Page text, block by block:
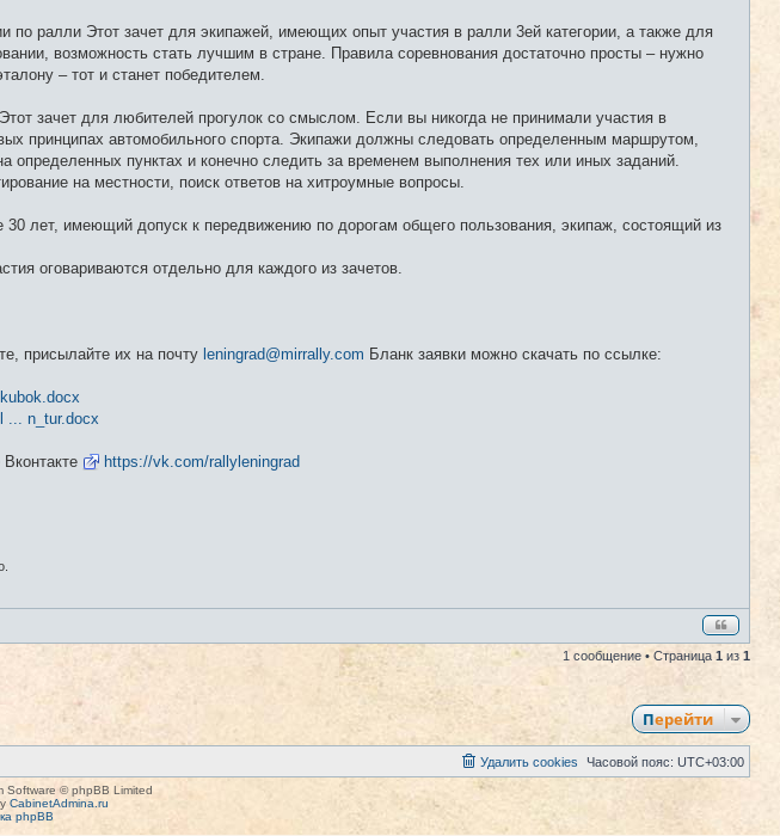
по ралли Этот зачет для экипажей, имеющих опыт участия в ралли 3ей категории, а также для
возможность стать лучшим в стране. Правила соревнования достаточно просты – нужно
– тот и станет победителем.
зачет для любителей прогулок со смыслом. Если вы никогда не принимали участия в
принципах автомобильного спорта. Экипажи должны следовать определенным маршрутом,
пунктах и конечно следить за временем выполнения тех или иных заданий.
на местности, поиск ответов на хитроумные вопросы.
лет, имеющий допуск к передвижению по дорогам общего пользования, экипаж, состоящий из
оговариваются отдельно для каждого из зачетов.
присылайте их на почту leningrad@mirrally.com Бланк заявки можно скачать по ссылке:
... n_tur.docx
Вконтакте https://vk.com/rallyleningrad
1 сообщение • Страница 1 из 1
Перейти
Часовой пояс: UTC+03:00
Удалить cookies
Software © phpBB Limited
CabinetAdmina.ru
phpBB